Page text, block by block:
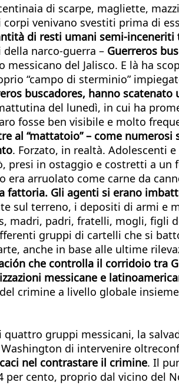
di scarpe, magliette,
venivano svestiti prima di
di resti umani semi-inceneriti
narco-guerra – Guerreros
del Jalisco. E là ha
“campo di sterminio”
buscadores, hanno scatenato
del lunedì, in cui ha
fosse ben visibile e molto
al “mattatoio” – come
. Forzato, in realtà. Adolescenti
in ostaggio e costretti a
arruolato come carne da
fattoria. Gli agenti si erano
sul terreno, i depositi di armi e
madri, padri, fratelli, mogli, figli
gruppi di cartelli che si
anche in base alle ultime
che controlla il corridoio tra
messicane e
crimine a livello globale
gruppi messicani, la
di intervenire
nel contrastare il crimine. Il
cento, proprio dal vicino del